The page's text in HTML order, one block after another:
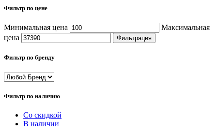
Фильтр по цене
Минимальная цена
Максимальная
цена
Фильтрация
Фильтр по бренду
Фильтр по наличию
Со скидкой
В наличии